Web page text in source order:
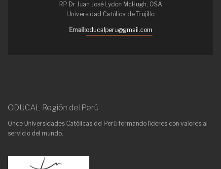
RP Dr Juan José Lydon McHugh, OSA
Universidad Católica de Trujillo
Email:oducalperu@gmail.com
ODUCAL Región del Perú
Once Universidades Católicas del Perú formando líderes con valores al
servicio del mundo.